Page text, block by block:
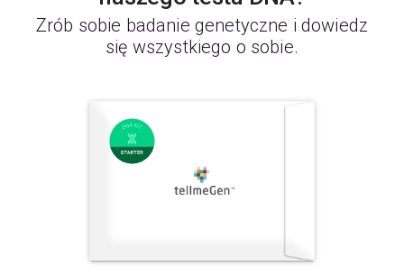
Zrób sobie badanie genetyczne i dowiedz
się wszystkiego o sobie.